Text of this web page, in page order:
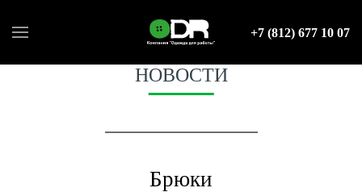
+7 (812) 677 10 07
НОВОСТИ
Брюки